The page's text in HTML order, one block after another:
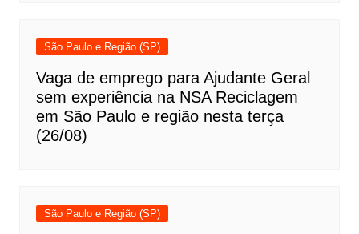
São Paulo e Região (SP)
Vaga de emprego para Ajudante Geral
sem experiência na NSA Reciclagem
em São Paulo e região nesta terça
(26/08)
São Paulo e Região (SP)